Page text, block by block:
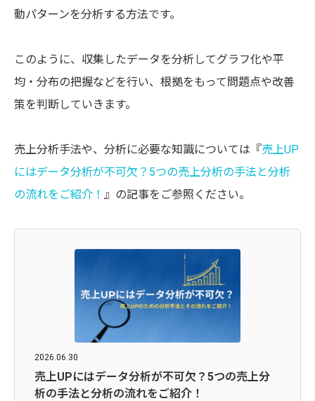
動パターンを分析する方法です。
このように、収集したデータを分析してグラフ化や平
均・分布の把握などを行い、根拠をもって問題点や改善
策を判断していきます。
売上分析手法や、分析に必要な知識については『売上UP
にはデータ分析が不可欠？5つの売上分析の手法と分析
の流れをご紹介！ 』の記事をご参照ください。
2026.06.30
売上UPにはデータ分析が不可欠？5つの売上分
析の手法と分析の流れをご紹介！